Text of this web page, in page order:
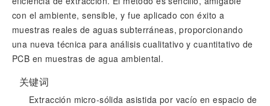
con el ambiente, sensible, y fue aplicado con éxito a
muestras reales de aguas subterráneas, proporcionando
una nueva técnica para análisis cualitativo y cuantitativo de
PCB en muestras de agua ambiental.
关键词
Extracción micro-sólida asistida por vacío en espacio de